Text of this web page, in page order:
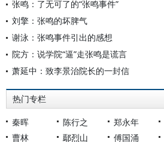
张鸣：了无可了的“张鸣事件”
刘擎：张鸣的坏脾气
谢泳：张鸣事件引出的感想
院方：说学院“逼”走张鸣是谎言
萧延中：致李景治院长的一封信
热门专栏
秦晖 陈行之 郑永年
曹林
鄢烈山 傅国涌